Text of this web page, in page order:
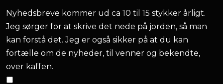
Nyhedsbreve kommer ud ca 10 til 15 stykker årligt.
Jeg sørger for at skrive det nede på jorden, så man
kan forstå det. Jeg er også sikker på at du kan
fortælle om de nyheder, til venner og bekendte,
over kaffen.